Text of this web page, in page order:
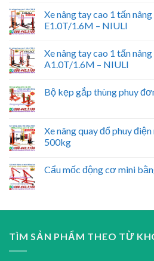
Xe nâng tay cao 1 tấn
E1.0T/1.6M – NIULI
Xe nâng tay cao 1 tấn
A1.0T/1.6M – NIULI
Bộ kẹp gắp thùng phuy
Xe nâng quay đổ phuy
500kg
Cẩu mốc động cơ mini
TÌM SẢN PHẨM THEO TỪ